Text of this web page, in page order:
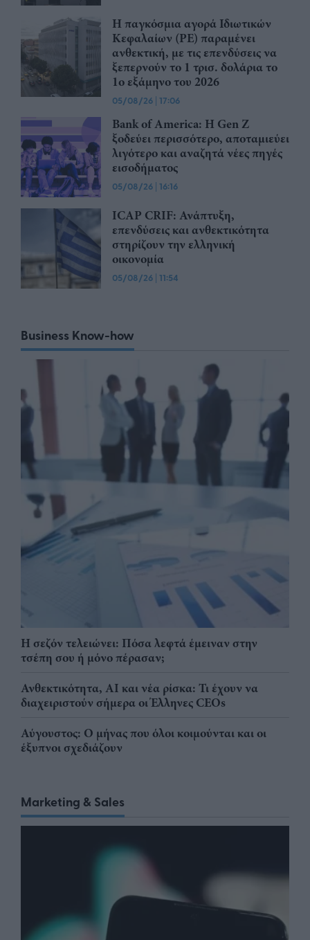
Η παγκόσμια αγορά Ιδιωτικών
Κεφαλαίων (PE) παραμένει
ανθεκτική, με τις επενδύσεις να
ξεπερνούν το 1 τρισ. δολάρια το
1ο εξάμηνο του 2026
05/08/26 | 17:06
Bank of America: Η Gen Z
ξoδεύει περισσότερο, αποταμιεύει
λιγότερο και αναζητά νέες πηγές
εισοδήματος
05/08/26 | 16:16
ICAP CRIF: Ανάπτυξη,
επενδύσεις και ανθεκτικότητα
στηρίζουν την ελληνική
οικονομία
05/08/26 | 11:54
Business Know-how
Η σεζόν τελειώνει: Πόσα λεφτά έμειναν στην
τσέπη σου ή μόνο πέρασαν;
Ανθεκτικότητα, AI και νέα ρίσκα: Τι έχουν να
διαχειριστούν σήμερα οι Έλληνες CEOs
Αύγουστος: Ο μήνας που όλοι κοιμούνται και οι
έξυπνοι σχεδιάζουν
Marketing & Sales